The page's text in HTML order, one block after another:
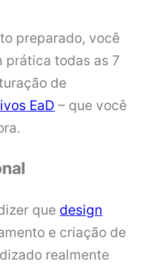
preparado, você
prática todas as 7
de
EaD – que você
que design
e criação de
realmente